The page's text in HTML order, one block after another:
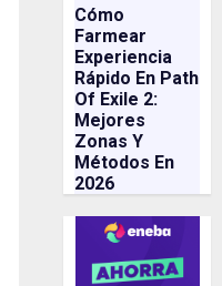
Cómo
Farmear
Experiencia
Rápido En Path
Of Exile 2:
Mejores
Zonas Y
Métodos En
2026